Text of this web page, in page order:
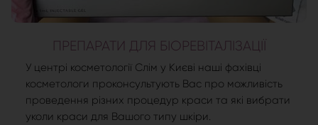
ПРЕПАРАТИ ДЛЯ БІОРЕВІТАЛІЗАЦІЇ
У центрі косметології Слім у Києві наші фахівці
косметологи проконсультують Вас про можливість
проведення різних процедур краси та які вибрати
уколи краси для Вашого типу шкіри.